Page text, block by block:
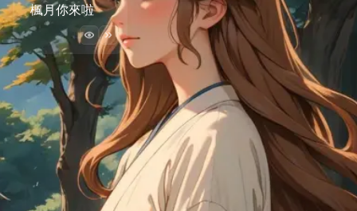
楓月你來啦